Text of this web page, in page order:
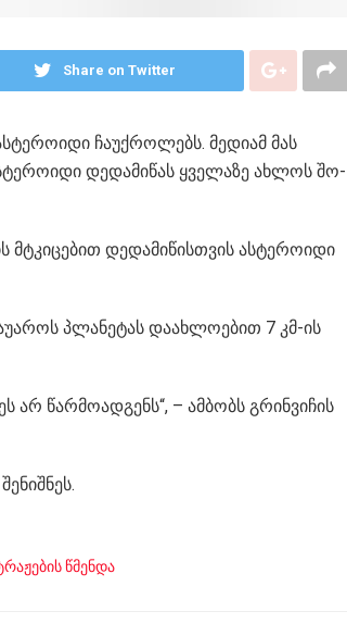
Share on Twitter
ჩა­უქ­რო­ლებს. მე­დი­ამ მას
დე­და­მი­წას ყვე­ლა­ზე ახ­ლოს შო­
მტკი­ცე­ბით დე­და­მი­წის­თვის ას­ტე­რო­ი­დი
პლა­ნე­ტას და­ახ­ლო­ე­ბით 7 კმ-ის
არ წარ­მო­ად­გენს“, – ამ­ბობს გრინ­ვი­ჩის